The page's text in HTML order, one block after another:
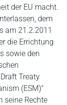
der EU macht.
dem
am 21.2.2011
die Errichtung
sowie den
Treaty
(ESM)"
seine Rechte